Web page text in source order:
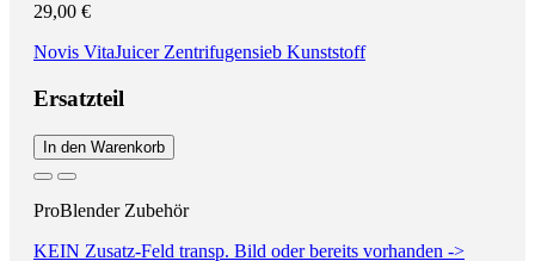
29,00 €
Novis VitaJuicer Zentrifugensieb Kunststoff
Ersatzteil
In den Warenkorb
ProBlender Zubehör
KEIN Zusatz-Feld transp. Bild oder bereits vorhanden ->